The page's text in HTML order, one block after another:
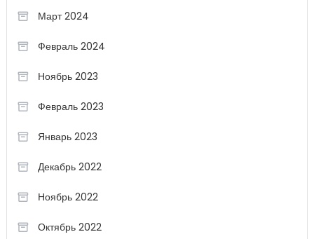
Март 2024
Февраль 2024
Ноябрь 2023
Февраль 2023
Январь 2023
Декабрь 2022
Ноябрь 2022
Октябрь 2022